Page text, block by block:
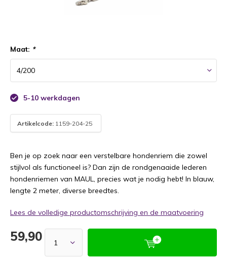
Maat: *
5-10 werkdagen
Artikelcode: 1159-204-25
Ben je op zoek naar een verstelbare hondenriem die zowel
stijlvol als functioneel is? Dan zijn de rondgenaaide lederen
hondenriemen van MAUL, precies wat je nodig hebt! In blauw,
lengte 2 meter, diverse breedtes.
Lees de volledige productomschrijving en de maatvoering
59,90